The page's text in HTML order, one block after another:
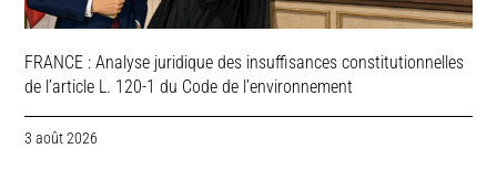
FRANCE : Analyse juridique des insuffisances constitutionnelles
de l’article L. 120-1 du Code de l’environnement
3 août 2026